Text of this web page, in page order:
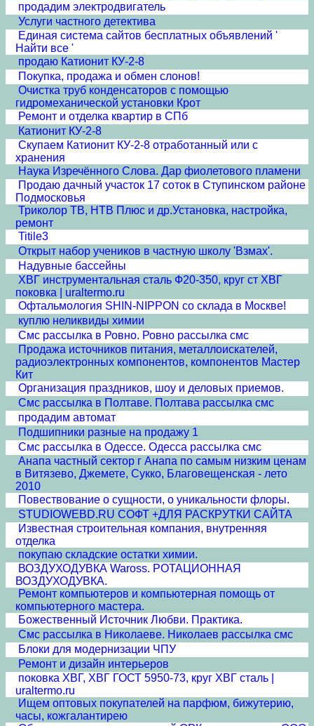
продадим электродвигатель
Услуги частного детектива
Единая система сайтов бесплатных объявлений '
Найти все '
продаю Катионит КУ-2-8
Покупка, продажа и обмен слонов!
Очистка труб конденсаторов с помощью
гидромеханической установки Крот
Ремонт и отделка квартир в СПб
Катионит КУ-2-8
Скупаем Катионит КУ-2-8 отработанный или с
хранения
Наука Изречённого Слова. Дар фиолетового пламени
Продаю дачный участок 17 соток в Ступинском районе
Подмосковья
Триколор ТВ, НТВ Плюс и др.Установка, настройка,
ремонт
Titile3
Открыт набор учеников в частную школу 'Взмах'.
Надувные бассейны
ХВГ инструментальная сталь Ф20-350, круг ст ХВГ
поковка | uraltermo.ru
Офтальмология SHIN-NIPPON со склада в Москве!
куплю неликвиды химии
Смс рассылка в Ровно. Ровно рассылка смс
Продажа источников питания, металлоискателей,
радиоэлектронных компонентов, компонентов Мастер
Кит
Организация праздников, шоу и деловых приемов.
Смс рассылка в Полтаве. Полтава рассылка смс
продадим автомат
Подшипники разные на продажу 1
Смс рассылка в Одессе. Одесса рассылка смс
Анапа частный сектор г Анапа по самым низким ценам
в Витязево, Джемете, Сукко, Благовещенская - лето
2010
Повествование о сущности, о уникальности флоры.
STUDIOWEBD.RU СОФТ +ДЛЯ РАСКРУТКИ САЙТА
Известная строительная компания, внутренняя
отделка
покупаю складские остатки химии.
ВОЗДУХОДУВКА Waross. РОТАЦИОННАЯ
ВОЗДУХОДУВКА.
Ремонт компьютеров и компьютерная помощь от
компьютерного мастера.
Божественный Источник Любви. Практика.
Смс рассылка в Николаеве. Николаев рассылка смс
Блоки для модернизации ЧПУ
Ремонт и дизайн интерьеров
поковка ХВГ, ХВГ ГОСТ 5950-73, круг ХВГ сталь |
uraltermo.ru
Ищем оптовых покупателей на парфюм, бижутерию,
часы, кожгалантирею